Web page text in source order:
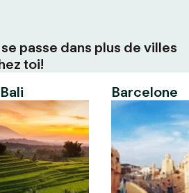
passe dans plus de villes
toi!
Bali Barcelone